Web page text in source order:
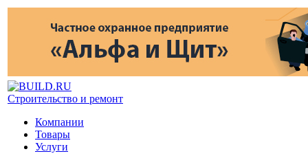
Строительство и ремонт
Компании
Товары
Услуги